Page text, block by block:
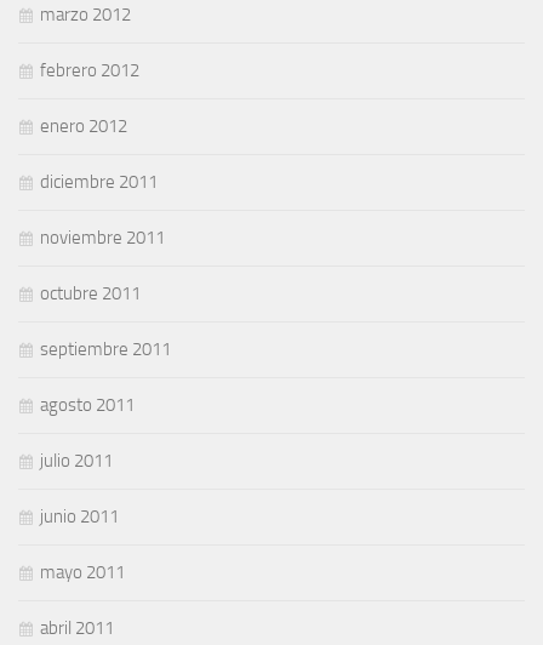
marzo 2012
febrero 2012
enero 2012
diciembre 2011
noviembre 2011
octubre 2011
septiembre 2011
agosto 2011
julio 2011
junio 2011
mayo 2011
abril 2011